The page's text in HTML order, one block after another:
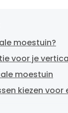
moestuin?
voor je
moestuin
kiezen voor